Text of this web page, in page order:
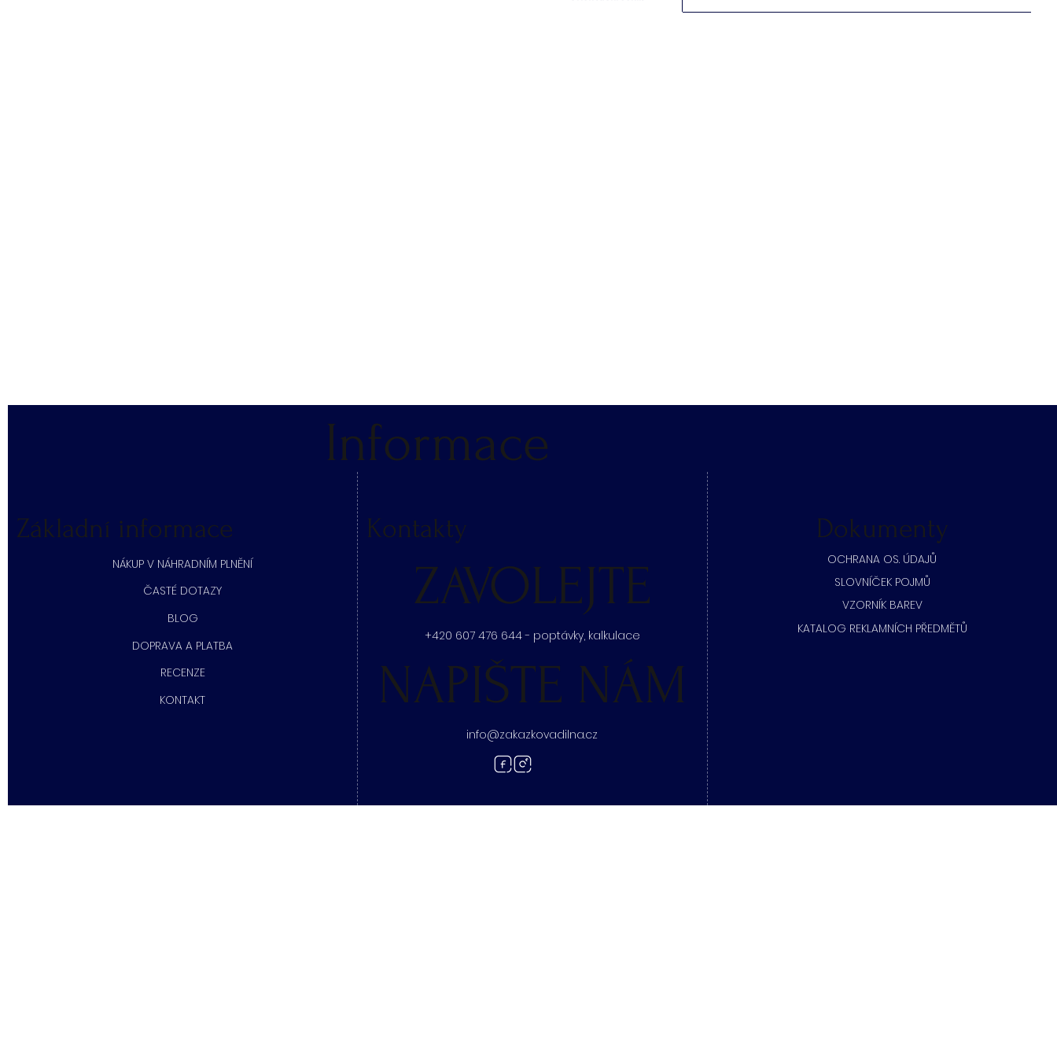
Kontakty
ZAVOLEJTE
+420 607 476 644 - poptávky, kalkulace
NAPIŠTE NÁM
info@zakazkovadilna.cz
Dokumenty
​OCHRANA OS. ÚDAJŮ
SLOVNÍČEK POJMŮ
​VZORNÍK BAREV
KATALOG REKLAMNÍCH PŘEDMĚTŮ
Informace
Základní informace
NÁKUP V NÁHRADNÍM PLNĚNÍ
ČASTÉ DOTAZY
BLOG
DOPRAVA A PLATBA
RECENZE
KONTAKT